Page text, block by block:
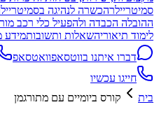
סמיטריילרהכשרה לנהיגה
ההובלה הכבדה ולהפעיל כלי רכב
לימוד תיאוריהשאלות ותשובותמידע
דברו איתנו בווטסאפוואטסאפ
חייגו עכשיו
בית
קורס ביומיים עם מתורגמן